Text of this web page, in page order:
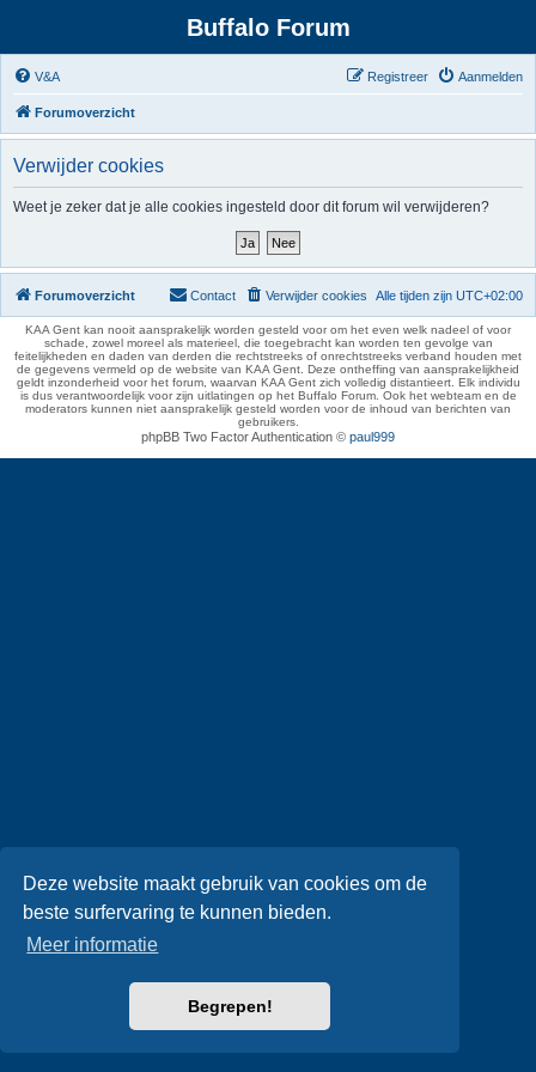
Deze website maakt gebruik van cookies om de
beste surfervaring te kunnen bieden.
Meer informatie
Begrepen!
Buffalo Forum
V&A Aanmelden
Registreer
Forumoverzicht
Verwijder cookies
Weet je zeker dat je alle cookies ingesteld door dit forum wil verwijderen?
Forumoverzicht Alle tijden zijn UTC+02:00
Verwijder cookies
Contact
KAA Gent kan nooit aansprakelijk worden gesteld voor om het even welk nadeel of voor
schade, zowel moreel als materieel, die toegebracht kan worden ten gevolge van
feitelijkheden en daden van derden die rechtstreeks of onrechtstreeks verband houden met
de gegevens vermeld op de website van KAA Gent. Deze ontheffing van aansprakelijkheid
geldt inzonderheid voor het forum, waarvan KAA Gent zich volledig distantieert. Elk individu
is dus verantwoordelijk voor zijn uitlatingen op het Buffalo Forum. Ook het webteam en de
moderators kunnen niet aansprakelijk gesteld worden voor de inhoud van berichten van
gebruikers.
phpBB Two Factor Authentication © paul999